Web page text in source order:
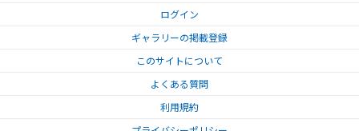
ログイン
ギャラリーの掲載登録
このサイトについて
よくある質問
利用規約